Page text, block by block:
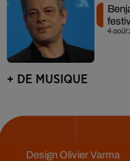
4 août
+ DE MUSIQUE
DesignOlivier Varma